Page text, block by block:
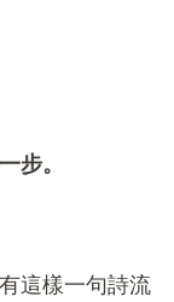
步。
這樣一句詩流